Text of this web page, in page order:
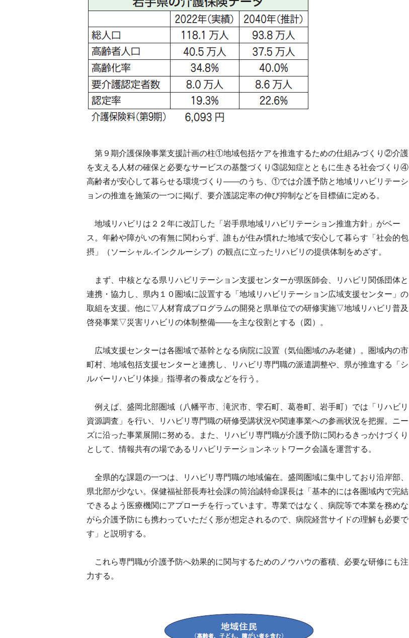
第９期介護保険事業支援計画の柱①地域包括ケアを推進するための仕組みづくり②介護
を支える人材の確保と必要なサービスの基盤づくり③認知症とともに生きる社会づくり④
高齢者が安心して暮らせる環境づくり――のうち、①では介護予防と地域リハビリテーシ
ョンの推進を施策の一つに掲げ、要介護認定率の伸び抑制などを目標値に定める。
地域リハビリは２２年に改訂した「岩手県地域リハビリテーション推進方針」がベー
ス。年齢や障がいの有無に関わらず、誰もが住み慣れた地域で安心して暮らす「社会的包
摂」（ソーシャル.インクルーシブ）の観点に立ったリハビリの提供体制をめざす。
まず、中核となる県リハビリテーション支援センターが県医師会、リハビリ関係団体と
連携・協力し、県内１０圏域に設置する「地域リハビリテーション広域支援センター」の
取組を支援。他に▽人材育成プログラムの開発と県単位での研修実施▽地域リハビリ普及
啓発事業▽災害リハビリの体制整備――を主な役割とする（図）。
広域支援センターは各圏域で基幹となる病院に設置（気仙圏域のみ老健）。圏域内の市
町村、地域包括支援センターと連携し、リハビリ専門職の派遣調整や、県が推進する「シ
ルバーリハビリ体操」指導者の養成などを行う。
例えば、盛岡北部圏域（八幡平市、滝沢市、雫石町、葛巻町、岩手町）では「リハビリ
資源調査」を行い、リハビリ専門職の研修受講状況や関連事業への参画状況を把握。ニー
ズに沿った事業展開に努める。また、リハビリ専門職が介護予防に関わるきっかけづくり
として、情報共有の場であるリハビリテーションネットワーク会議を運営する。
全県的な課題の一つは、リハビリ専門職の地域偏在。盛岡圏域に集中しており沿岸部、
県北部が少ない。保健福祉部長寿社会課の筒治誠特命課長は「基本的には各圏域内で完結
できるよう医療機関にアプローチを行っています。専業ではなく、病院等で本業を務めな
がら介護予防にも携わっていただく形が想定されるので、病院経営サイドの理解も必要で
す」と説明する。
これら専門職が介護予防へ効果的に関与するためのノウハウの蓄積、必要な研修にも注
力する。